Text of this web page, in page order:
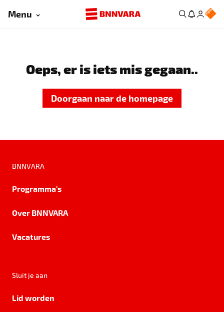
Menu
Oeps, er is iets mis gegaan..
Doorgaan naar de homepage
BNNVARA
Programma's
Over BNNVARA
Vacatures
Sluit je aan
Lid worden